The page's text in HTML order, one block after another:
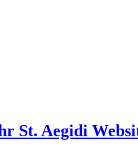
St. Aegidi